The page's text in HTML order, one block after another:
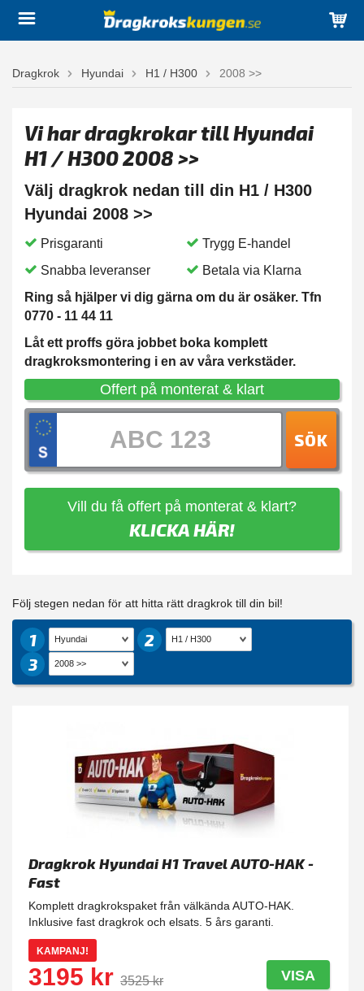
Dragkrok Hyundai H1 / H300 2008 >>
Vi har dragkrokar till Hyundai
H1 / H300 2008 >>
Välj dragkrok nedan till din H1 / H300
Hyundai 2008 >>
Prisgaranti
Trygg E-handel
Snabba leveranser
Betala via Klarna
Ring så hjälper vi dig gärna om du är osäker. Tfn
0770 - 11 44 11
Låt ett proffs göra jobbet boka komplett
dragkroksmontering i en av våra verkstäder.
Offert på monterat & klart
SÖK
Vill du få offert på monterat & klart?
KLICKA HÄR!
Följ stegen nedan för att hitta rätt dragkrok till din bil!
1
2
3
Dragkrok Hyundai H1 Travel AUTO-HAK -
Fast
Komplett dragkrokspaket från välkända AUTO-HAK.
Inklusive fast dragkrok och elsats. 5 års garanti.
KAMPANJ!
3195 kr 3525 kr VISA